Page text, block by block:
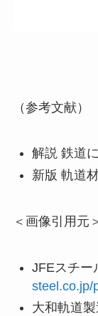
（参考文献）
解説 鉄道
新版 軌道
＜画像引用元
JFEスチー
steel.co.jp/
大和軌道